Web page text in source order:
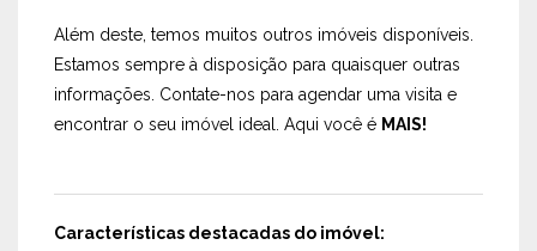
Além deste, temos muitos outros imóveis disponíveis.
Estamos sempre à disposição para quaisquer outras
informações. Contate-nos para agendar uma visita e
encontrar o seu imóvel ideal. Aqui você é MAIS!
Características destacadas do imóvel: